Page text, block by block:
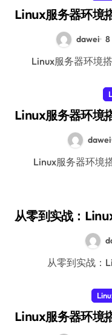
Linux服务器环境
dawei 8
Linux服务器环境
Linux服务器环境
dawei
Linux服务器环境
从零到实战：
从零到实战
Linux服务器环境